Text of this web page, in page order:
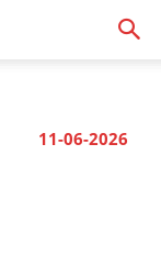
11-06-2026